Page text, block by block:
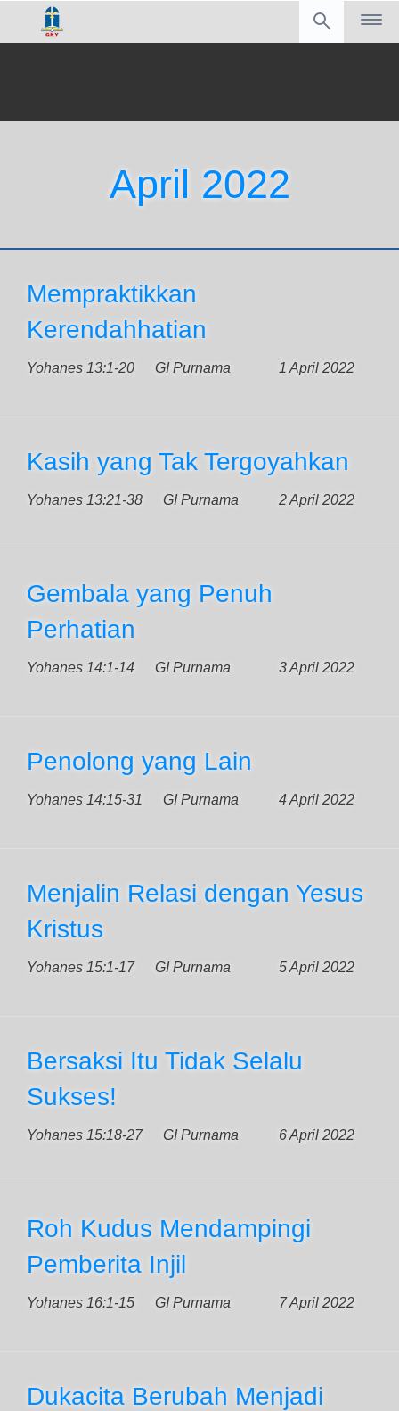
April 2022
Mempraktikkan
Kerendahhatian
Yohanes 13:1-20 1 April 2022
GI Purnama
Kasih yang Tak Tergoyahkan
Yohanes 13:21-38 2 April 2022
GI Purnama
Gembala yang Penuh
Perhatian
Yohanes 14:1-14 3 April 2022
GI Purnama
Penolong yang Lain
Yohanes 14:15-31 4 April 2022
GI Purnama
Menjalin Relasi dengan Yesus
Kristus
Yohanes 15:1-17 5 April 2022
GI Purnama
Bersaksi Itu Tidak Selalu
Sukses!
Yohanes 15:18-27 6 April 2022
GI Purnama
Roh Kudus Mendampingi
Pemberita Injil
Yohanes 16:1-15 7 April 2022
GI Purnama
Dukacita Berubah Menjadi